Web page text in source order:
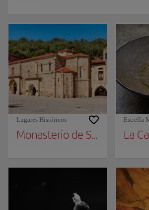
Lugares Históricos
Monasterio de Santo
Estrella
La